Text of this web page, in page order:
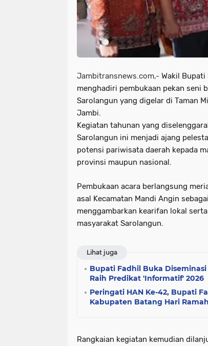
Jambitransnews.com,- Wakil
menghadiri pembukaan pekan seni
Sarolangun yang digelar di Taman
Jambi.
Kegiatan tahunan yang
Sarolangun ini menjadi ajang
potensi pariwisata daerah kepada
provinsi maupun nasional.
Pembukaan acara berlangsung
asal Kecamatan Mandi Angin
menggambarkan kearifan lokal
masyarakat Sarolangun.
Lihat juga
Bupati Fadhil Buka
Raih Predikat 'Informatif' 2026
Peringati HAN Ke-42, Bupati
Kabupaten Batang Hari
Rangkaian kegiatan kemudian